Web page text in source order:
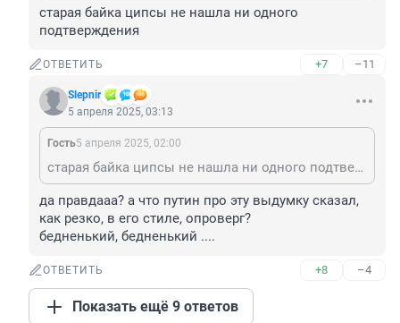
старая байка ципсы не нашла ни одного
подтверждения
ОТВЕТИТЬ +7 –11
Slepnir
5 апреля 2025, 03:13
Гость5 апреля 2025, 02:00
старая байка ципсы не нашла ни одного подтверждения
да правдааа? а что путин про эту выдумку сказал,
как резко, в его стиле, опроверг?
бедненький, бедненький ....
ОТВЕТИТЬ +8 –4
Показать ещё 9 ответов